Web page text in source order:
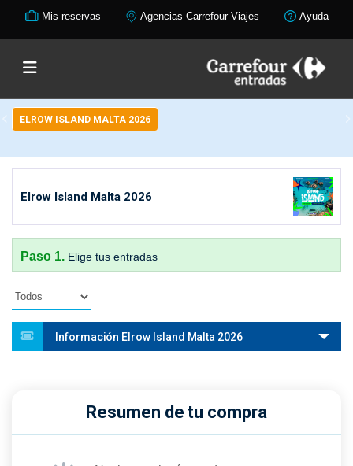
Mis reservas Agencias Carrefour Viajes Ayuda
ELROW ISLAND MALTA 2026
Elrow Island Malta 2026
Paso 1. Elige tus entradas
Información Elrow Island Malta 2026
Resumen de tu compra